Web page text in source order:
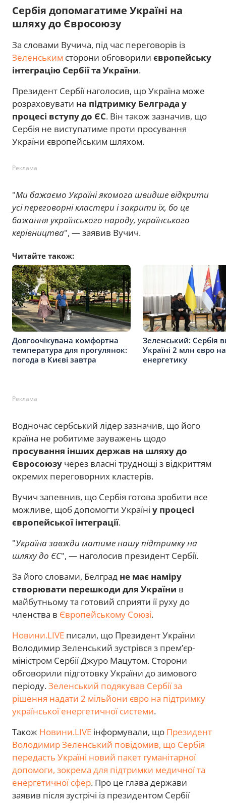
Сербія допомагатиме Україні на
шляху до Євросоюзу
За словами Вучича, під час переговорів із
Зеленським сторони обговорили європейську
інтеграцію Сербії та України.
Президент Сербії наголосив, що Україна може
розраховувати на підтримку Белграда у
процесі вступу до ЄС. Він також зазначив, що
Сербія не виступатиме проти просування
України європейським шляхом.
Реклама
"Ми бажаємо Україні якомога швидше відкрити
усі переговорні кластери і закрити їх, бо це
бажання українського народу, українського
керівництва", — заявив Вучич.
Читайте також:
Довгоочікувана комфортна
температура для прогулянок:
погода в Києві завтра
Зеленський: Сербія
Україні 2 млн євро на
енергетику
Реклама
Водночас сербський лідер зазначив, що його
країна не робитиме зауважень щодо
просування інших держав на шляху до
Євросоюзу через власні труднощі з відкриттям
окремих переговорних кластерів.
Вучич запевнив, що Сербія готова зробити все
можливе, щоб допомогти Україні у процесі
європейської інтеграції.
"Україна завжди матиме нашу підтримку на
шляху до ЄС", — наголосив президент Сербії.
За його словами, Белград не має наміру
створювати перешкоди для України в
майбутньому та готовий сприяти її руху до
членства в Європейському Союзі.
Новини.LIVE писали, що Президент України
Володимир Зеленський зустрівся з прем’єр-
міністром Сербії Джуро Мацутом. Сторони
обговорили підготовку України до зимового
періоду.Зеленський подякував Сербії за
рішення надати 2 мільйони євро на підтримку
української енергетичної системи.
Також Новини.LIVE інформували, що Президент
Володимир Зеленський повідомив, що Сербія
передасть Україні новий пакет гуманітарної
допомоги, зокрема для підтримки медичної та
енергетичної сфер. Про це глава держави
заявив після зустрічі із президентом Сербії